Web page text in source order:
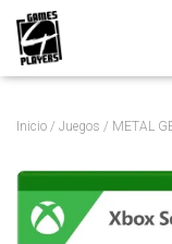
Inicio / Juegos / METAL